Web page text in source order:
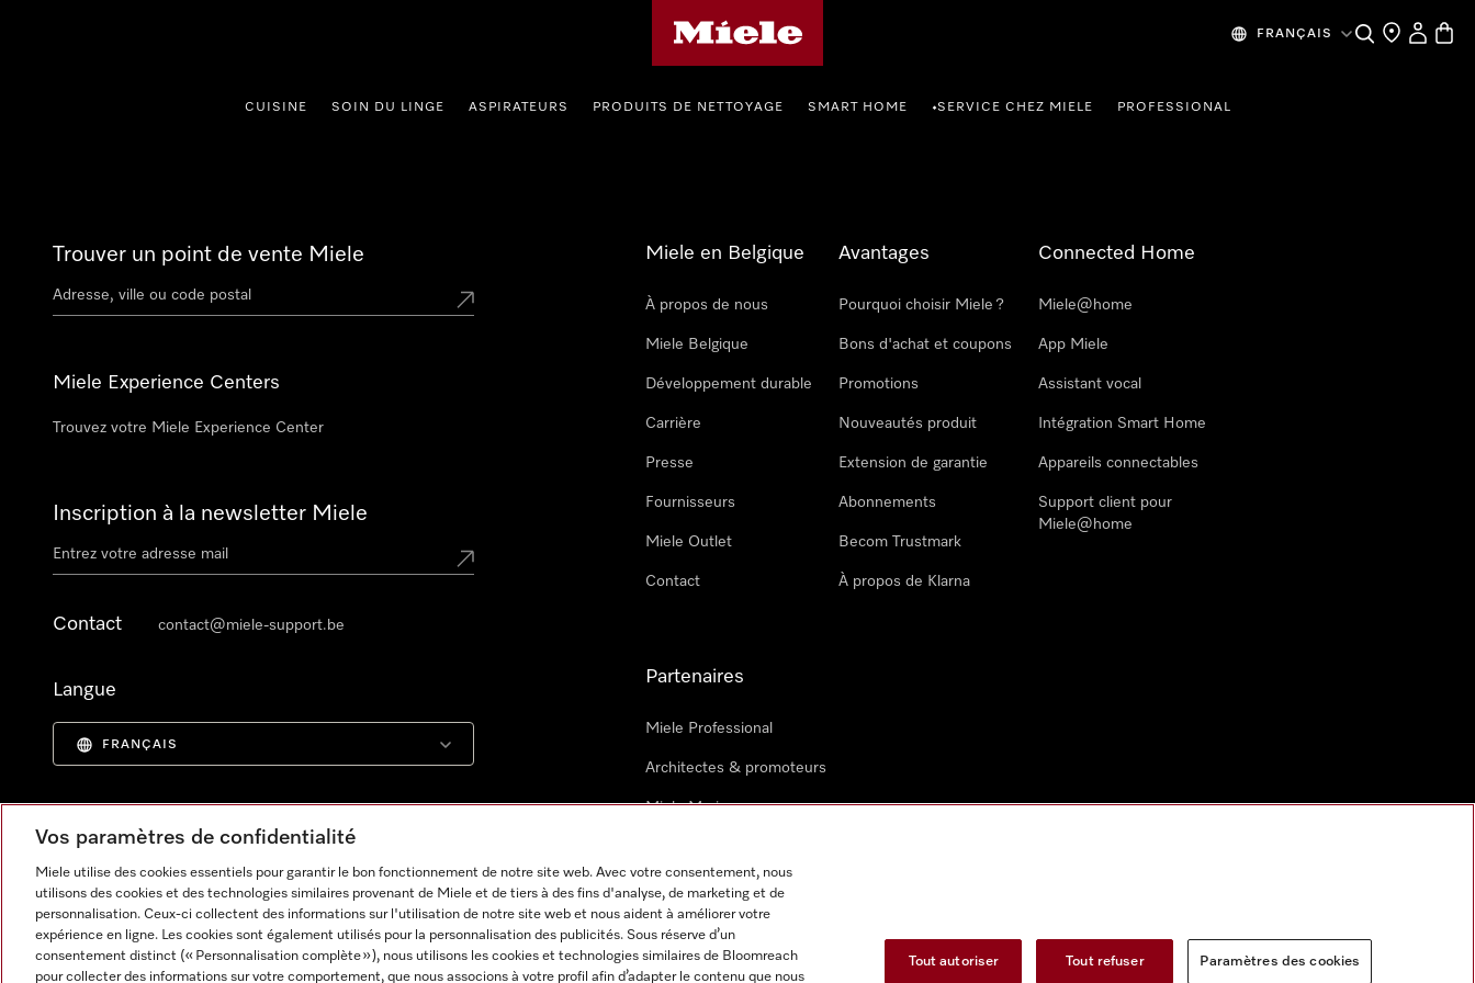
FRANÇAIS SearchFind a store
My
CUISINE SOIN DU LINGE ASPIRATEURS PRODUITS DE NETTOYAGE SMART HOME •SERVICE CHEZ MIELE PROFESSIONAL
Trouver un point de vente Miele
Miele Experience Centers
Trouvez votre Miele Experience Center
Inscription à la newsletter Miele
Contact contact@miele-support.be
Langue
FRANÇAIS
Miele en Belgique
À propos de nous
Miele Belgique
Développement durable
Carrière
Presse
Fournisseurs
Miele Outlet
Contact
Avantages
Pourquoi choisir Miele ?
Bons d'achat et coupons
Promotions
Nouveautés produit
Extension de garantie
Abonnements
Becom Trustmark
À propos de Klarna
Connected Home
Miele@home
App Miele
Assistant vocal
Intégration Smart Home
Appareils connectables
Support client pour
Miele@home
Partenaires
Miele Professional
Architectes & promoteurs
Miele Marine
Vos paramètres de confidentialité
Miele utilise des cookies essentiels pour garantir le bon fonctionnement de notre site web. Avec votre consentement, nous
utilisons des cookies et des technologies similaires provenant de Miele et de tiers à des fins d'analyse, de marketing et de
personnalisation. Ceux-ci collectent des informations sur l'utilisation de notre site web et nous aident à améliorer votre
expérience en ligne. Les cookies sont également utilisés pour la personnalisation des publicités. Sous réserve d’un
consentement distinct (« Personnalisation complète »), nous utilisons les cookies et technologies similaires de Bloomreach
pour collecter des informations sur votre comportement, que nous associons à votre profil afin d’adapter le contenu que nous
Tout autoriser Tout refuser Paramètres des cookies